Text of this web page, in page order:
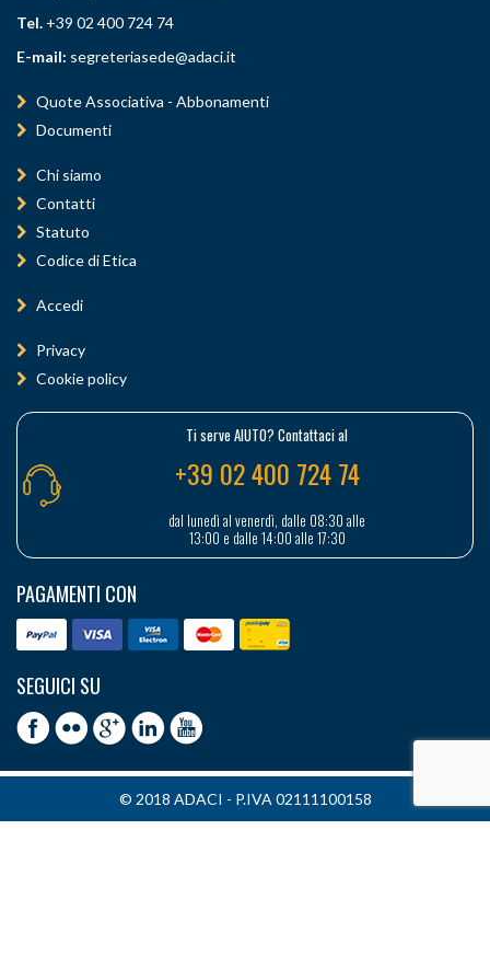
Tel. +39 02 400 724 74
E-mail: segreteriasede@adaci.it
Quote Associativa - Abbonamenti
Documenti
Chi siamo
Contatti
Statuto
Codice di Etica
Accedi
Privacy
Cookie policy
Ti serve AIUTO? Contattaci al
+39 02 400 724 74
dal lunedì al venerdì, dalle 08:30 alle
13:00 e dalle 14:00 alle 17:30
PAGAMENTI CON
SEGUICI SU
© 2018 ADACI - P.IVA 02111100158